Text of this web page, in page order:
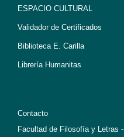
ESPACIO CULTURAL
Validador de Certificados
Biblioteca E. Carilla
Librería Humanitas
Contacto
Facultad de Filosofía y Letras -